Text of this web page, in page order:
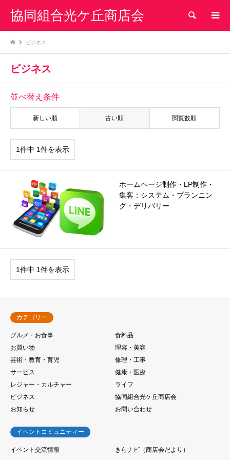
協同組合光ケ丘商店会 検索
ビジネス
ビジネス
並べ替え条件
新しい順 古い順 閲覧数順
1件中 1件を表示
ホームページ制作・LP制作・
集客：システム・プランニン
グ・デリバリー
1件中 1件を表示
カテゴリー
グルメ・お食事
食料品
お買い物
理容・美容
芸術・教育・育児
修理・工事
サービス
健康・医療
レジャー・カルチャー
ライフ
ビジネス
協同組合光ケ丘商店会
お知らせ
お問い合わせ
イベントコミュニティー
イベント交流情報 きらナビ（商店会だより）